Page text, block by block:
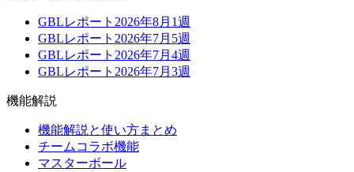
GBLレポート2026年8月1週
GBLレポート2026年7月5週
GBLレポート2026年7月4週
GBLレポート2026年7月3週
機能解説
機能解説と使い方まとめ
チームコラボ機能
マスターボール